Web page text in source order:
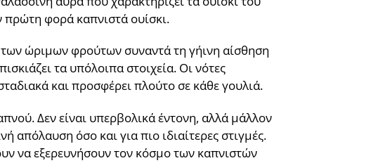
πρώτη φορά καπνιστά ουίσκι.
ώριμων φρούτων συναντά τη γήινη αίσθηση
τα υπόλοιπα στοιχεία. Οι νότες
και προσφέρει πλούτο σε κάθε γουλιά.
Δεν είναι υπερβολικά έντονη, αλλά μάλλον
όσο και για πιο ιδιαίτερες στιγμές.
να εξερευνήσουν τον κόσμο των καπνιστών